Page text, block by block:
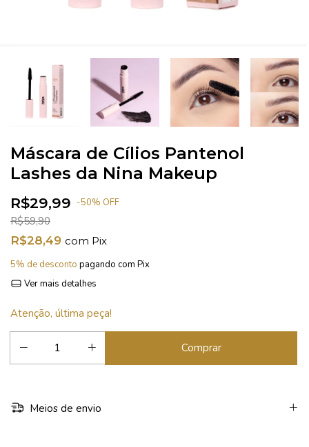
Máscara de Cílios Pantenol
Lashes da Nina Makeup
R$29,99 -50% OFF
R$59,90
R$28,49 com Pix
5% de desconto pagando com Pix
Ver mais detalhes
Atenção, última peça!
Meios de envio